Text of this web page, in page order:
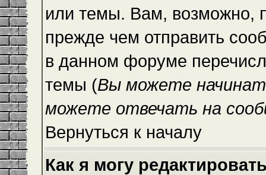
или темы. Вам, возможно,
прежде чем отправить
в данном форуме
темы (Вы можете
можете отвечать на
Вернуться к началу
Как я могу